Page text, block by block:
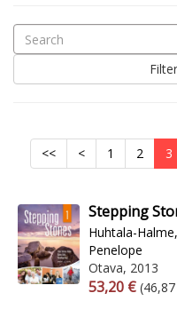
Filter
<< < 1 2 3
Stepping
Huhtala-
Penelope
Otava, 2013
53,20 € Excl.